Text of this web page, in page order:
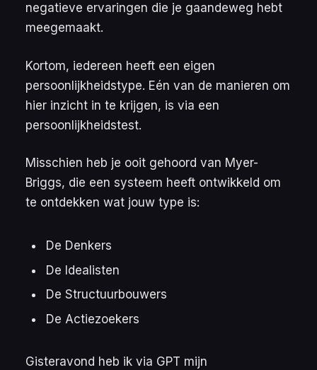
negatieve ervaringen die je gaandeweg hebt
meegemaakt.
Kortom, iedereen heeft een eigen
persoonlijkheidstype. Eén van de manieren om
hier inzicht in te krijgen, is via een
persoonlijkheidstest.
Misschien heb je ooit gehoord van Myer-
Briggs, die een systeem heeft ontwikkeld om
te ontdekken wat jouw type is:
De Denkers
De Idealisten
De Structuurbouwers
De Actiezoekers
Gisteravond heb ik via GPT mijn